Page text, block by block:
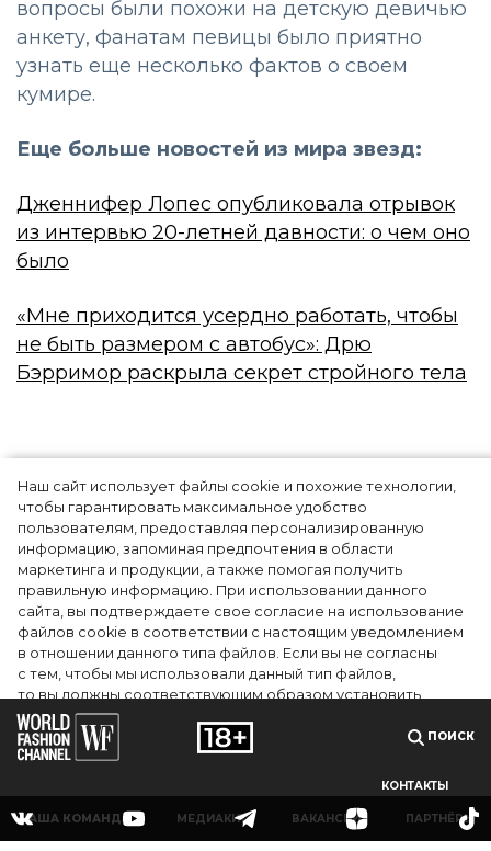
Наш сайт использует файлы cookie и похожие технологии,
чтобы гарантировать максимальное удобство
пользователям, предоставляя персонализированную
информацию, запоминая предпочтения в области
маркетинга и продукции, а также помогая получить
правильную информацию. При использовании данного
сайта, вы подтверждаете свое согласие на использование
файлов cookie в соответствии с настоящим уведомлением
в отношении данного типа файлов. Если вы не согласны
с тем, чтобы мы использовали данный тип файлов,
то вы должны соответствующим образом установить
настройки вашего браузера или не использовать сайт wfc.tv
СОГЛАСЕН
вопросы были похожи на детскую девичью
анкету, фанатам певицы было приятно
узнать еще несколько фактов о своем
кумире.
Еще больше новостей из мира звезд:
Дженнифер Лопес опубликовала отрывок
из интервью 20-летней давности: о чем оно
было
«Мне приходится усердно работать, чтобы
не быть размером с автобус»: Дрю
Бэрримор раскрыла секрет стройного тела
ПОИСК
КОНТАКТЫ
НАША КОМАНДА МЕДИАКИТ ВАКАНСИИ ПАРТНЁРЫ